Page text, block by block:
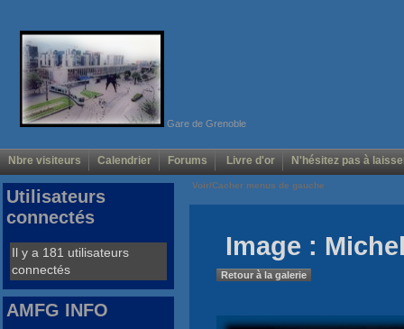
Gare de Grenoble
Nbre visiteurs Calendrier Forums Livre d'or N'hésitez pas à
Voir/Cacher menus de gauche
Image :
Retour à la galerie
Utilisateurs
connectés
Il y a 181 utilisateurs
connectés
AMFG INFO